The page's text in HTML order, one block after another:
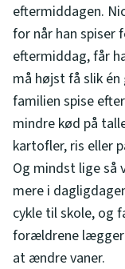
eftermiddagen.
for når han spiser
eftermiddag, får
må højst få slik
familien spise
mindre kød på
kartofler, ris eller
Og mindst lige så
mere i
cykle til skole, og
forældrene lægger
at ændre vaner.